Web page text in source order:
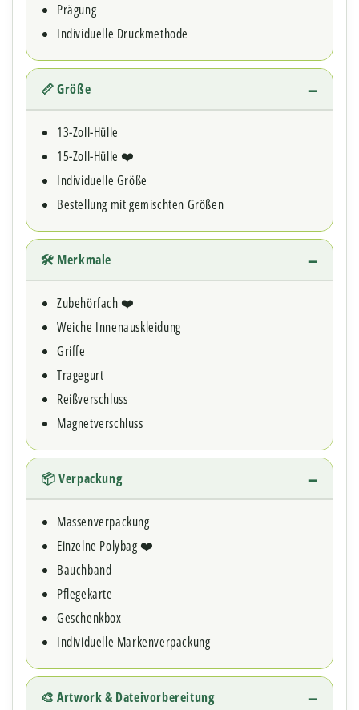
Prägung
Individuelle Druckmethode
📏 Größe
13-Zoll-Hülle
15-Zoll-Hülle ❤️
Individuelle Größe
Bestellung mit gemischten Größen
🛠 Merkmale
Zubehörfach ❤️
Weiche Innenauskleidung
Griffe
Tragegurt
Reißverschluss
Magnetverschluss
📦 Verpackung
Massenverpackung
Einzelne Polybag ❤️
Bauchband
Pflegekarte
Geschenkbox
Individuelle Markenverpackung
🎨 Artwork & Dateivorbereitung